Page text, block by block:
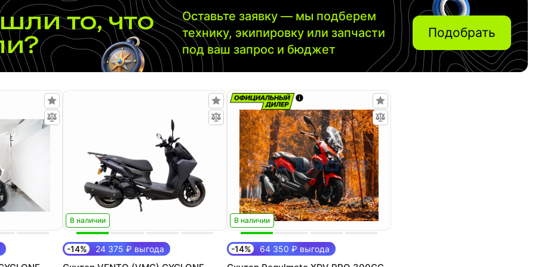
то, что
Оставьте заявку — мы подберем
технику, экипировку или запчасти
под ваш запрос и бюджет
Подобрать
В наличии
-14% 24 375 ₽ выгода
В наличии
-14% 64 350 ₽ выгода